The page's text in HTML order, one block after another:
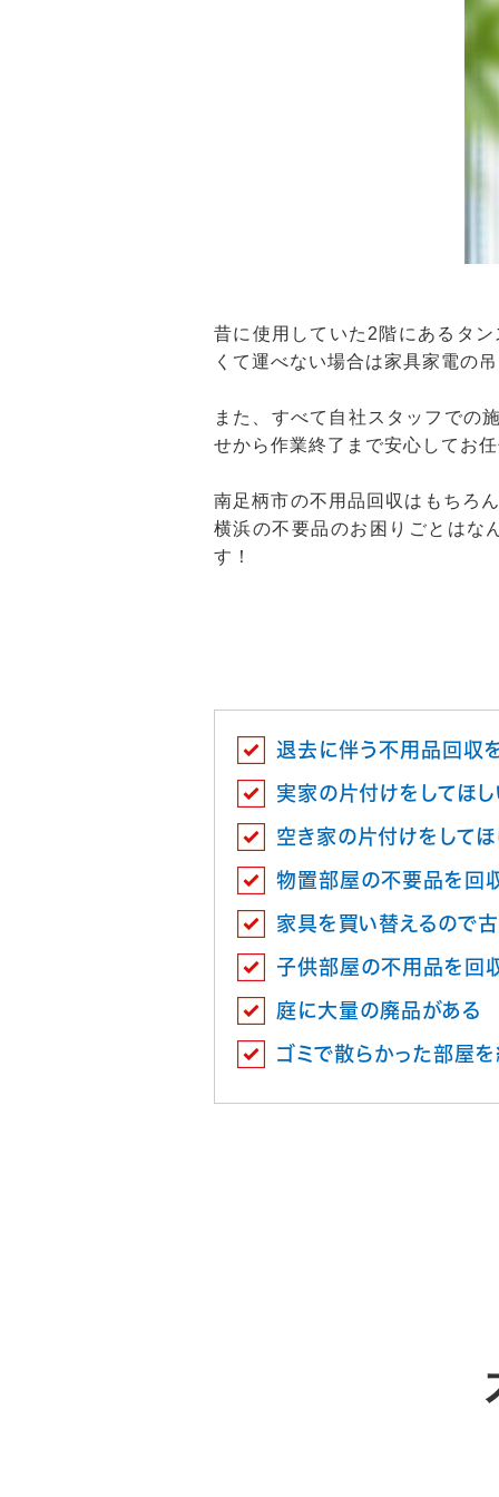
昔に使用していた2階にあるタ
くて運べない場合は家具家電の
また、すべて自社スタッフでの
せから作業終了まで安心してお
南足柄市の不用品回収はもちろ
横浜の不要品のお困りごとはな
す！
退去に伴う不用品回収
実家の片付けをしてほ
空き家の片付けをしてほ
物置部屋の不要品を回
家具を買い替えるので
子供部屋の不用品を回
庭に大量の廃品がある
ゴミで散らかった部屋